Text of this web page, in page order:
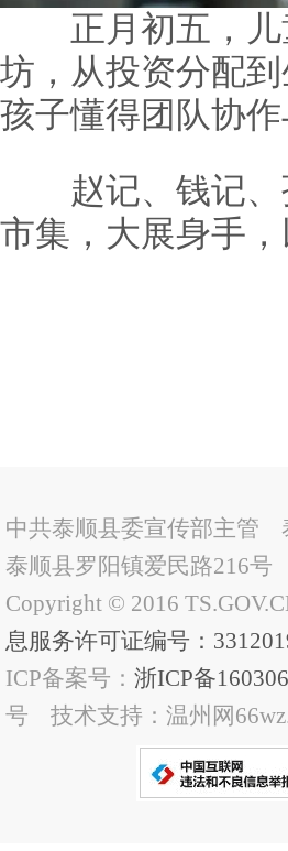
正月初五，儿
坊，从投资分配
孩子懂得团队协
赵记、钱记、
市集，大展身手
中共泰顺县委宣传部主管
泰顺县罗阳镇爱民路216号
Copyright © 2016
息服务许可证编号：
ICP备案号： 浙ICP备
号 技术支持：温州网